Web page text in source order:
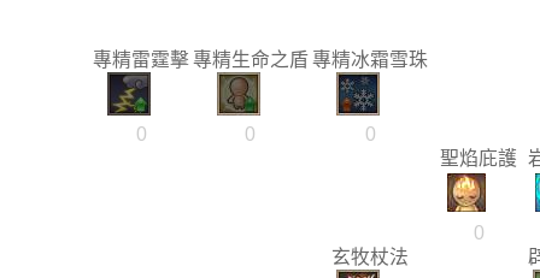
專精雷霆擊
0
專精生命之盾
0
專精冰霜雪珠
0
聖焰庇護
0
玄牧杖法